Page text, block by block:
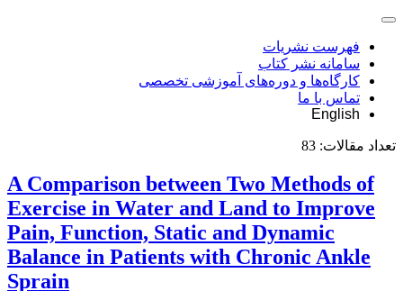
فهرست نشریات
سامانه نشر کتاب
کارگاه‌ها و دوره‌های آموزشی تخصصی
تماس با ما
English
تعداد مقالات: 83
A Comparison between Two Methods of
Exercise in Water and Land to Improve
Pain, Function, Static and Dynamic
Balance in Patients with Chronic Ankle
Sprain